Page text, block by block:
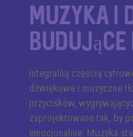
Muzyka i
budujące
Integralną częścią
dźwiękowe i muzyczne
przycisków,
zaprojektowane tak, by
emocjonalnie. Muzyka